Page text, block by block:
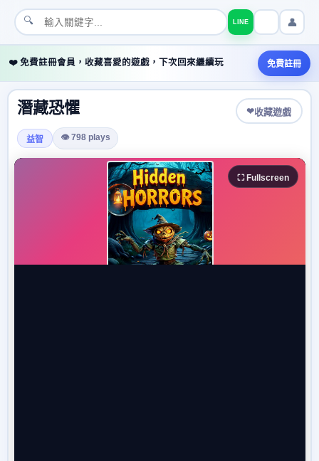
🔍 LINE 👤
❤️ 免費註冊會員，收藏喜愛的遊戲，下次回來繼續玩 免費註冊
潛藏恐懼 ❤收藏遊戲
益智 👁 798 plays
⛶ Fullscreen